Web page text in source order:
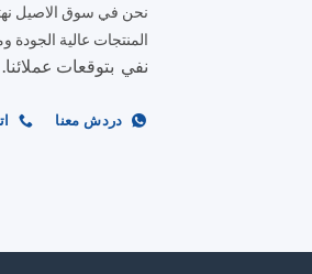
نحن في سوق الاصيل
المنتجات عالية
نفي بتوقعات عملائنا.
دردش معنا